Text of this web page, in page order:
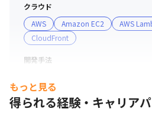
クラウド
AWS
Amazon EC2 AWS
CloudFront
開発手法
プロジェクト管理
もっと見る
得られる経験・キャリア